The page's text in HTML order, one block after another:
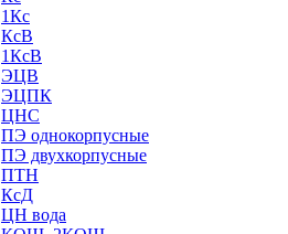
1Кс
КсВ
1КсВ
ЭЦВ
ЭЦПК
ЦНС
ПЭ однокорпусные
ПЭ двухкорпусные
ПТН
КсД
ЦН вода